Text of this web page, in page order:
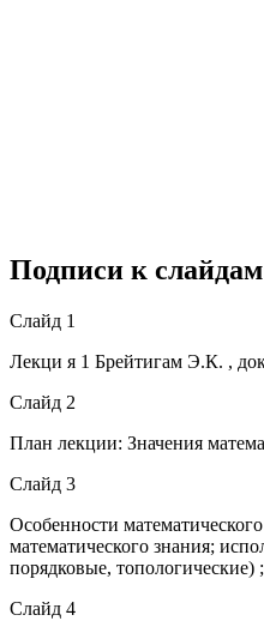
Подписи к
Слайд 1
Лекци я 1 Брейтигам Э.К. ,
Слайд 2
План лекции: Значения
Слайд 3
Особенности
математического знания;
порядковые, топологические)
Слайд 4